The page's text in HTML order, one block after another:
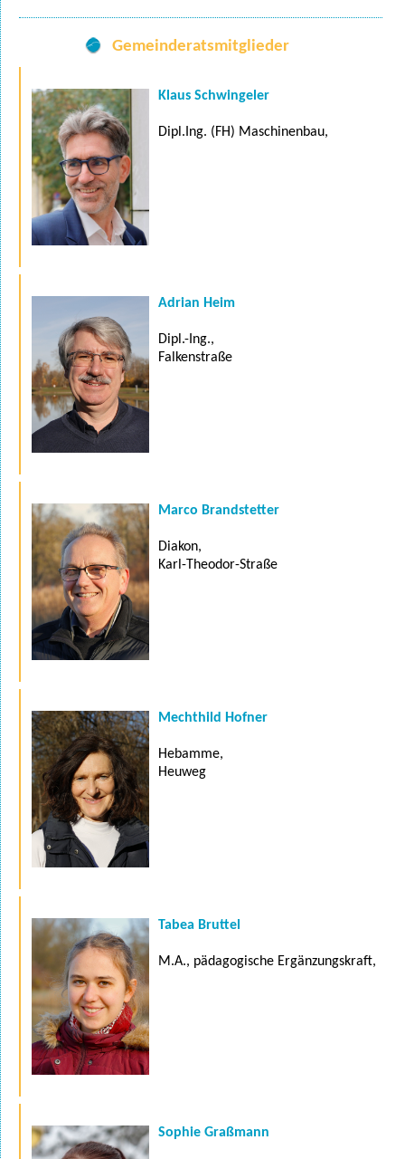
Gemeinderatsmitglieder
Klaus Schwingeler
Dipl.Ing. (FH) Maschinenbau,
Adrian Heim
Dipl.-Ing.,
Falkenstraße
Marco Brandstetter
Diakon,
Karl-Theodor-Straße
Mechthild Hofner
Hebamme,
Heuweg
Tabea Bruttel
M.A., pädagogische Ergänzungskraft,
Sophie Graßmann